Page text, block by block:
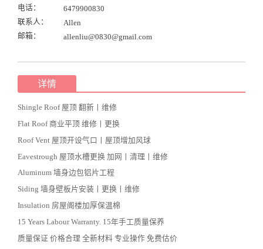
电话：
6479900830
联系人：
Allen
邮箱：
allenliu@0830@gmail.com
详情
Shingle Roof 屋顶 翻新丨维修
Flat Roof 商业平顶 维修丨更换
Roof Vent 屋顶开设气口丨屋顶增加风球
Eavestrough 屋顶水槽更换 加网丨清理丨维修
Aluminum 墙身边包铝片工程
Siding 墙身壁板片安装丨更换丨维修
Insulation 房屋阁楼加厚保温棉
15 Years Labour Warranty. 15年手工质量保养
质量保证 价格合理 全新材料 专业操作 免费估价